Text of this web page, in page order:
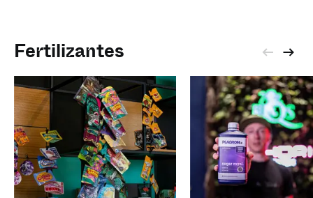
Fertilizantes